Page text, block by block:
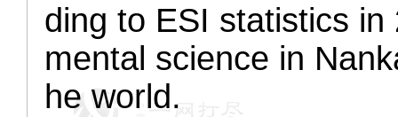
ding to ESI statistics
mental science in
he world.